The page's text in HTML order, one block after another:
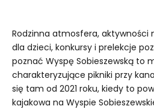
Rodzinna atmosfera, aktywności
dla dzieci, konkursy i prelekcje
poznać Wyspę Sobieszewską to
charakteryzujące pikniki przy
się tam od 2021 roku, kiedy to
kajakowa na Wyspie